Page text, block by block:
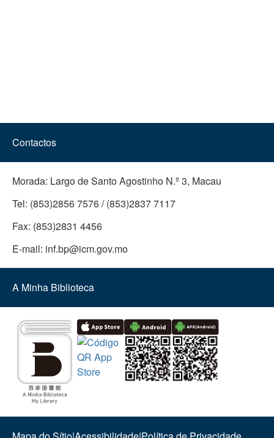
Contactos
Morada: Largo de Santo Agostinho N.º 3, Macau
Tel: (853)2856 7576 / (853)2837 7117
Fax: (853)2831 4456
E-mail: inf.bp@icm.gov.mo
A Minha Biblioteca